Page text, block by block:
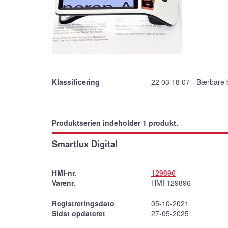
Klassificering 22 03 18 07 - Bærbare
Produktserien indeholder 1 produkt.
Smartlux Digital
HMI-nr.
129896
Varenr.
HMI 129896
Registreringsdato
05-10-2021
Sidst opdateret
27-05-2025